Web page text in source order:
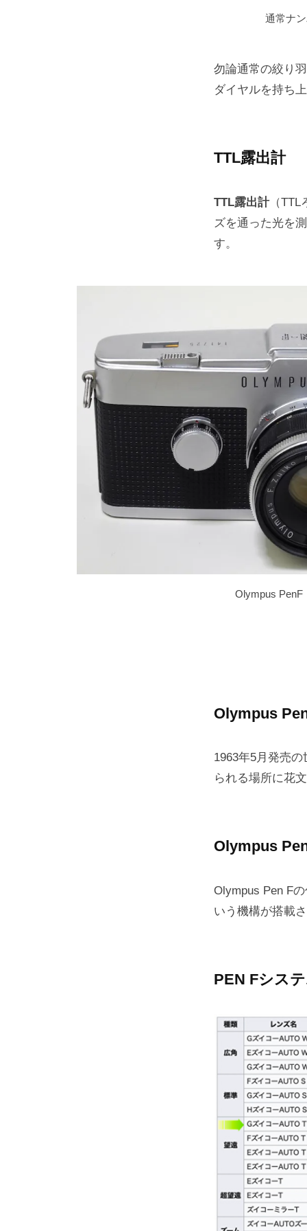
通常ナ
勿論通常の絞り
ダイヤルを持ち
TTL露出計
TTL露出計（TTL
ズを通った光を
す。
Olympus PenF
Olympus
1963年5月発売
られる場所に花
Olympus
Olympus Pen F
いう機構が搭載
PEN Fシス